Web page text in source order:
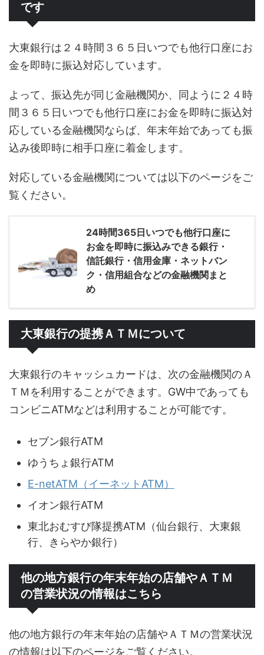
です
大東銀行は２４時間３６５日いつでも他行口座にお
金を即時に振込対応しています。
よって、振込先が同じ金融機関か、同ように２４時
間３６５日いつでも他行口座にお金を即時に振込対
応している金融機関ならば、年末年始であっても振
込み後即時に相手口座に着金します。
対応している金融機関については以下のページをご
覧ください。
24時間365日いつでも他行口座に
お金を即時に振込みできる銀行・
信託銀行・信用金庫・ネットバン
ク・信用組合などの金融機関まと
め
大東銀行の提携ＡＴＭについて
大東銀行のキャッシュカードは、次の金融機関のＡ
ＴＭを利用することができます。GW中であっても
コンビニATMなどは利用することが可能です。
セブン銀行ATM
ゆうちょ銀行ATM
E-netATM（イーネットATM）
イオン銀行ATM
東北おむすび隊提携ATM（仙台銀行、大東銀
行、きらやか銀行）
他の地方銀行の年末年始の店舗やＡＴＭ
の営業状況の情報はこちら
他の地方銀行の年末年始の店舗やＡＴＭの営業状況
の情報は以下のページをご覧ください。